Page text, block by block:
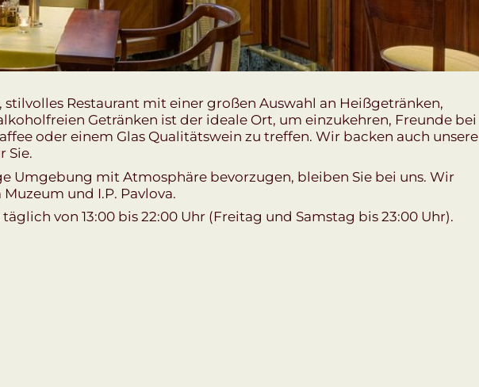
stilvolles Restaurant mit einer großen Auswahl an Heißgetränken,
Getränken ist der ideale Ort, um einzukehren, Freunde bei
oder einem Glas Qualitätswein zu treffen. Wir backen auch unsere
Sie.
Umgebung mit Atmosphäre bevorzugen, bleiben Sie bei uns. Wir
und I.P. Pavlova.
von 13:00 bis 22:00 Uhr (Freitag und Samstag bis 23:00 Uhr).